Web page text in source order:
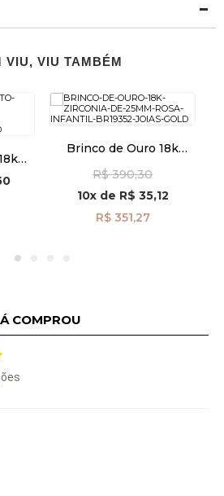
VIU, VIU TAMBÉM
Brinco de Ouro 18k
Infantil br19352
R$ 390,30
10xde R$ 35,12
R$ 351,27
COMPROU